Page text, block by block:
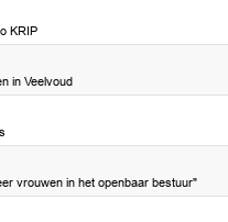
KRIP
in Veelvoud
vrouwen in het openbaar bestuur"